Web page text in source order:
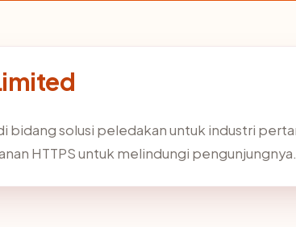
bidang solusi peledakan untuk industri
HTTPS untuk melindungi pengunjungnya.